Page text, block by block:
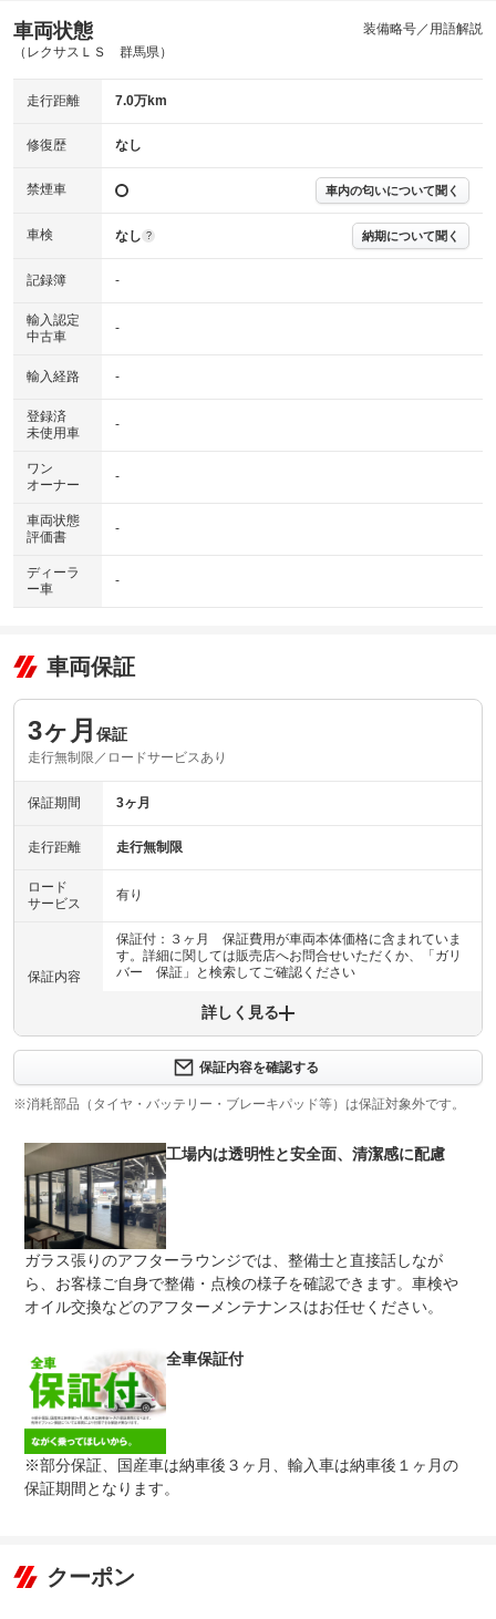
車両状態
（レクサスＬＳ 群馬県）
装備略号／用語解説
走行距離 7.0万km
修復歴 なし
禁煙車 車内の匂いについて聞く
車検 なし ? 納期について聞く
記録簿 -
輸入認定
中古車
-
輸入経路 -
登録済
未使用車
-
ワン
オーナー
-
車両状態
評価書
-
ディーラ
ー車
-
車両保証
3ヶ月 保証
走行無制限／ロードサービスあり
保証期間 3ヶ月
走行距離 走行無制限
ロード
サービス
有り
保証内容
保証付：３ヶ月 保証費用が車両本体価格に含まれていま
す。詳細に関しては販売店へお問合せいただくか、「ガリ
バー 保証」と検索してご確認ください
保証内容について問い合わせる
保証項目
計11項目
１エンジン機構 ２動力伝達機構 ３ブレーキ機構 ４ス
テアリング機構 ５前後アクスル機構 ６電子制御機構
７エアコン機構 ８車外装備品 ９車内装備品 １０乗員
修理回数 無制限
上限金額
車両本体価格
●期間内の修理回数に制限はありませんが、累積上限金額
は車両価格の５０％が上限です●対象部品の詳細は、別途
規約に定めるとおりとなります。
免責金
無し
●１年間までのプランには免責金はございません。●長期有
料プランを選択された方は、２年目以降の修理１回に対し
までお問い合わせください。
保証修理
受付先
●当店までご連絡ください。ご遠方の方は当店で受付後、
お近くのガリバー店舗または修理工場のご案内をいたしま
すので、お気軽にお申し付けください。
法定整備
整備付 法定12ヶ月または法定24ヶ月点検整備付
※車検なし・車検整備付の場合は法定24ヶ月点検整備付
※商用車は6ヶ月または12ヶ月点検整備付
もご用意しております。
詳しく見る
保証内容を確認する
※消耗部品（タイヤ・バッテリー・ブレーキパッド等）は保証対象外です。
工場内は透明性と安全面、清潔感に配慮
ガラス張りのアフターラウンジでは、整備士と直接話しなが
ら、お客様ご自身で整備・点検の様子を確認できます。車検や
オイル交換などのアフターメンテナンスはお任せください。
全車保証付
※部分保証、国産車は納車後３ヶ月、輸入車は納車後１ヶ月の
保証期間となります。
クーポン